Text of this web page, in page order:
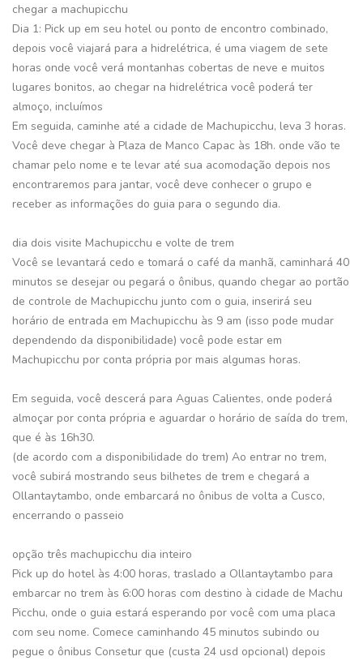
chegar a machupicchu
Dia 1: Pick up em seu hotel ou ponto de encontro combinado,
depois você viajará para a hidrelétrica, é uma viagem de sete
horas onde você verá montanhas cobertas de neve e muitos
lugares bonitos, ao chegar na hidrelétrica você poderá ter
almoço, incluímos
Em seguida, caminhe até a cidade de Machupicchu, leva 3 horas.
Você deve chegar à Plaza de Manco Capac às 18h. onde vão te
chamar pelo nome e te levar até sua acomodação depois nos
encontraremos para jantar, você deve conhecer o grupo e
receber as informações do guia para o segundo dia.
dia dois visite Machupicchu e volte de trem
Você se levantará cedo e tomará o café da manhã, caminhará 40
minutos se desejar ou pegará o ônibus, quando chegar ao portão
de controle de Machupicchu junto com o guia, inserirá seu
horário de entrada em Machupicchu às 9 am (isso pode mudar
dependendo da disponibilidade) você pode estar em
Machupicchu por conta própria por mais algumas horas.
Em seguida, você descerá para Aguas Calientes, onde poderá
almoçar por conta própria e aguardar o horário de saída do trem,
que é às 16h30.
(de acordo com a disponibilidade do trem) Ao entrar no trem,
você subirá mostrando seus bilhetes de trem e chegará a
Ollantaytambo, onde embarcará no ônibus de volta a Cusco,
encerrando o passeio
opção três machupicchu dia inteiro
Pick up do hotel às 4:00 horas, traslado a Ollantaytambo para
embarcar no trem às 6:00 horas com destino à cidade de Machu
Picchu, onde o guia estará esperando por você com uma placa
com seu nome. Comece caminhando 45 minutos subindo ou
pegue o ônibus Consetur que (custa 24 usd opcional) depois